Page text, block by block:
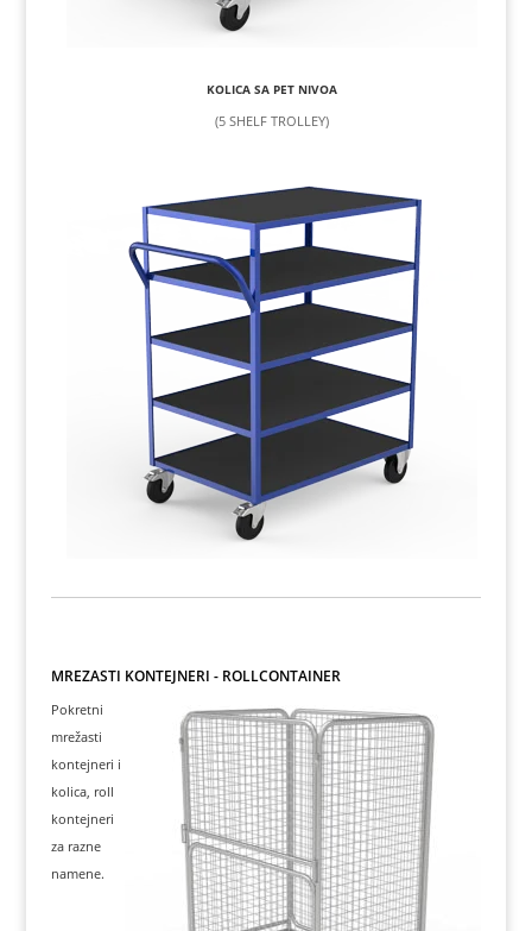
KOLICA SA PET NIVOA
(5 SHELF TROLLEY)
MREŽASTI KONTEJNERI - ROLLCONTAINER
Pokretni
mrežasti
kontejneri i
kolica, roll
kontejneri
za razne
namene.